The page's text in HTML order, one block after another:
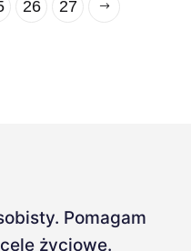
26 27
Pomagam
życiowe.